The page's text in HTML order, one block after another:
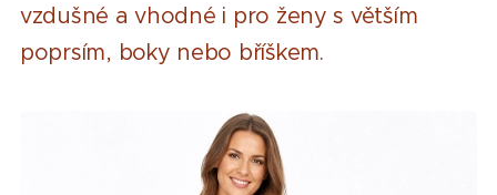
vzdušné a vhodné i pro ženy s větším
poprsím, boky nebo bříškem.